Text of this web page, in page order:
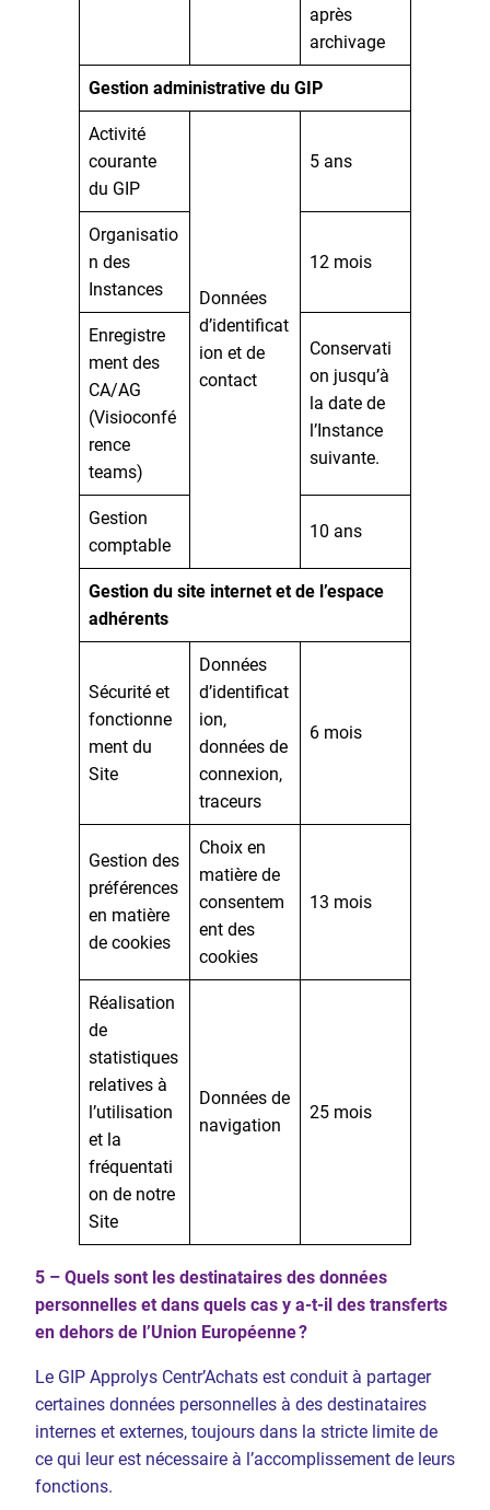
après
archivage
Gestion administrative du GIP
Activité
courante
du GIP
Données
d’identificat
ion et de
contact
5 ans
Organisatio
n des
Instances
12 mois
Enregistre
ment des
CA/AG
(Visioconfé
rence
teams)
Conservati
on jusqu’à
la date de
l’Instance
suivante.
Gestion
comptable
10 ans
Gestion du site internet et de l’espace
adhérents
Sécurité et
fonctionne
ment du
Site
Données
d’identificat
ion,
données de
connexion,
traceurs
6 mois
Gestion des
préférences
en matière
de cookies
Choix en
matière de
consentem
ent des
cookies
13 mois
Réalisation
de
statistiques
relatives à
l’utilisation
et la
fréquentati
on de notre
Site
Données de
navigation
25 mois
5 – Quels sont les destinataires des données
personnelles et dans quels cas y a-t-il des transferts
en dehors de l’Union Européenne ?
Le GIP Approlys Centr’Achats est conduit à partager
certaines données personnelles à des destinataires
internes et externes, toujours dans la stricte limite de
ce qui leur est nécessaire à l’accomplissement de leurs
fonctions.